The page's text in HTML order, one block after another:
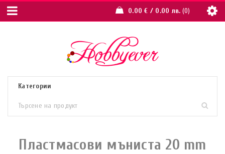
0.00€ / 0.00 лв. 0
Пластмасови мъниста 20 mm